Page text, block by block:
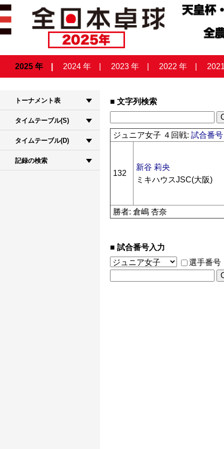
2025 年 2024 年 2023 年 2022 年
トーナメント表
タイムテーブル(S)
タイムテーブル(D)
記録の検索
文字列検索
ジュニア女子 ４回戦:試合番
132
新谷 莉央
ミキハウスJSC(大阪)
勝者: 倉嶋 杏奈
試合番号入力
選手番号